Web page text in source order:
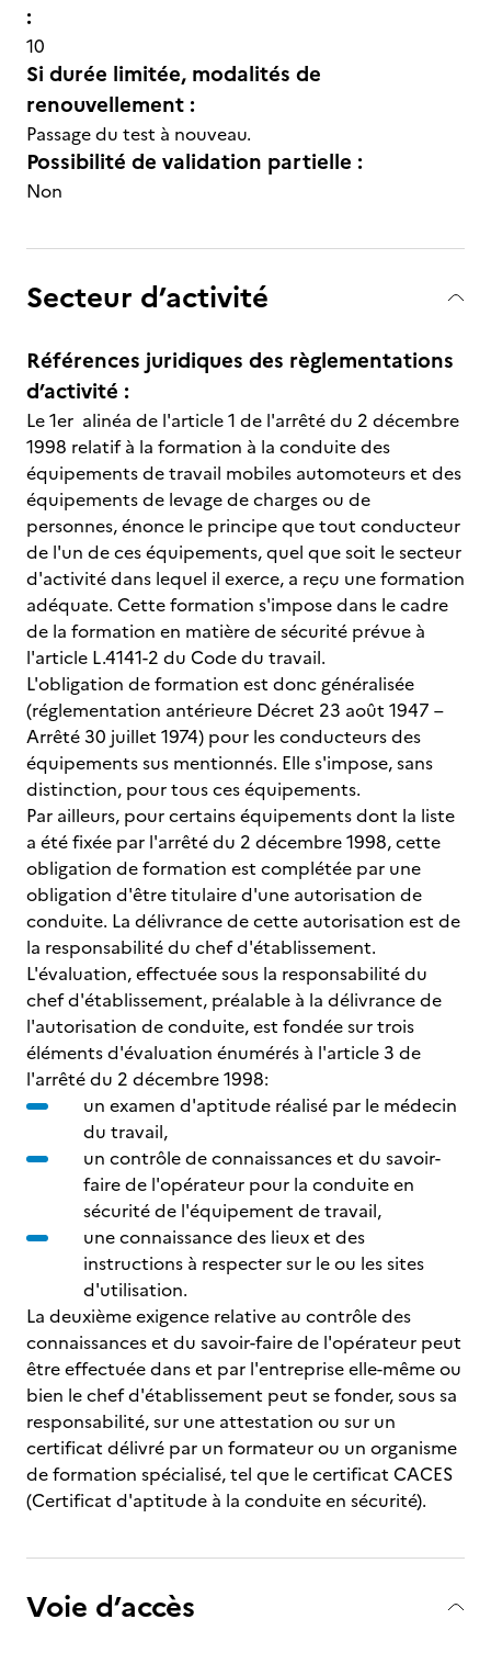
:
10
Si durée limitée, modalités de
renouvellement :
Passage du test à nouveau.
Possibilité de validation partielle :
Non
Secteur d’activité
Références juridiques des règlementations
d’activité :
Le 1er alinéa de l'article 1 de l'arrêté du 2 décembre
1998 relatif à la formation à la conduite des
équipements de travail mobiles automoteurs et des
équipements de levage de charges ou de
personnes, énonce le principe que tout conducteur
de l'un de ces équipements, quel que soit le secteur
d'activité dans lequel il exerce, a reçu une formation
adéquate. Cette formation s'impose dans le cadre
de la formation en matière de sécurité prévue à
l'article L.4141-2 du Code du travail.
L'obligation de formation est donc généralisée
(réglementation antérieure Décret 23 août 1947 –
Arrêté 30 juillet 1974) pour les conducteurs des
équipements sus mentionnés. Elle s'impose, sans
distinction, pour tous ces équipements.
Par ailleurs, pour certains équipements dont la liste
a été fixée par l'arrêté du 2 décembre 1998, cette
obligation de formation est complétée par une
obligation d'être titulaire d'une autorisation de
conduite. La délivrance de cette autorisation est de
la responsabilité du chef d'établissement.
L'évaluation, effectuée sous la responsabilité du
chef d'établissement, préalable à la délivrance de
l'autorisation de conduite, est fondée sur trois
éléments d'évaluation énumérés à l'article 3 de
l'arrêté du 2 décembre 1998:
un examen d'aptitude réalisé par le médecin
du travail,
un contrôle de connaissances et du savoir-
faire de l'opérateur pour la conduite en
sécurité de l'équipement de travail,
une connaissance des lieux et des
instructions à respecter sur le ou les sites
d'utilisation.
La deuxième exigence relative au contrôle des
connaissances et du savoir-faire de l'opérateur peut
être effectuée dans et par l'entreprise elle-même ou
bien le chef d'établissement peut se fonder, sous sa
responsabilité, sur une attestation ou sur un
certificat délivré par un formateur ou un organisme
de formation spécialisé, tel que le certificat CACES
(Certificat d'aptitude à la conduite en sécurité).
Voie d’accès